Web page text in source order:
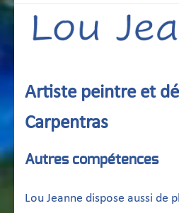
Artiste peintre et
Carpentras
Autres compétences
Lou Jeanne dispose aussi de